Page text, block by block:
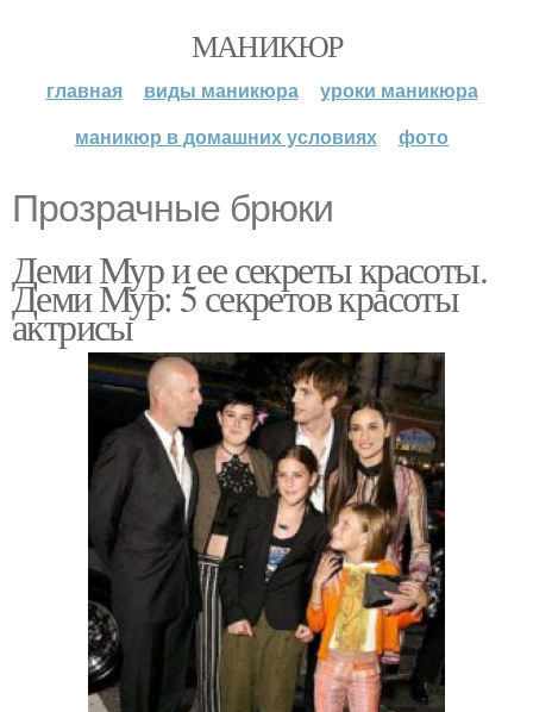
МАНИКЮР
главная виды маникюра
уроки маникюра
маникюр в домашних условиях
фото
Прозрачные брюки
Деми Мур и ее секреты красоты.
Деми Мур: 5 секретов красоты
актрисы